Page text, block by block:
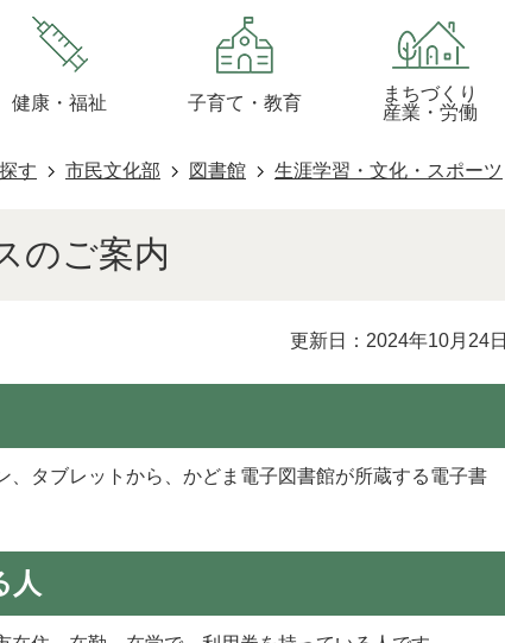
健康・福祉 子育て・教育
まちづくり
産業・労働
す 市民文化部 図書館 生涯学習・文化・スポーツ
のご案内
更新日：2024年10月24日
、タブレットから、かどま電子図書館が所蔵する電子書
人